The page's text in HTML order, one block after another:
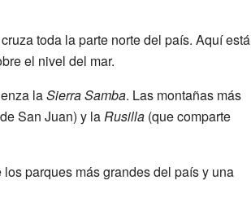
toda la parte norte del país. Aquí está
el nivel del mar.
laSierra Samba. Las montañas más
San Juan) y laRusilla(que comparte
los parques más grandes del país y una